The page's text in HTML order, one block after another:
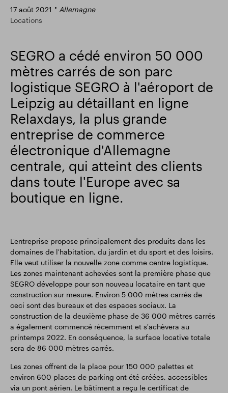
Résultats financiers
Parc intelligent
17 août 2021
Allemagne
Locations
SEGRO a cédé environ 50 000
mètres carrés de son parc
logistique SEGRO à l'aéroport de
Leipzig au détaillant en ligne
Relaxdays, la plus grande
entreprise de commerce
électronique d'Allemagne
centrale, qui atteint des clients
dans toute l'Europe avec sa
boutique en ligne.
L'entreprise propose principalement des produits dans les
domaines de l'habitation, du jardin et du sport et des loisirs.
Elle veut utiliser la nouvelle zone comme centre logistique.
Les zones maintenant achevées sont la première phase que
SEGRO développe pour son nouveau locataire en tant que
construction sur mesure. Environ 5 000 mètres carrés de
ceci sont des bureaux et des espaces sociaux. La
construction de la deuxième phase de 36 000 mètres carrés
a également commencé récemment et s'achèvera au
printemps 2022. En conséquence, la surface locative totale
sera de 86 000 mètres carrés.
Les zones offrent de la place pour 150 000 palettes et
environ 600 places de parking ont été créées, accessibles
via un pont aérien. Le bâtiment a reçu le certificat de